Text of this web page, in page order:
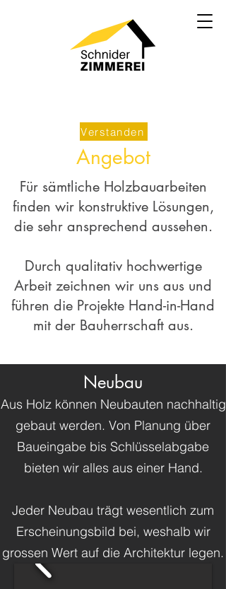
Verstanden
Angebot
Für sämtliche Holzbauarbeiten
finden wir konstruktive Lösungen,
die sehr ansprechend aussehen.
Durch qualitativ hochwertige
Arbeit zeichnen wir uns aus und
führen die Projekte Hand-in-Hand
mit der Bauherrschaft aus.
Neubau
Aus Holz können Neubauten nachhaltig
gebaut werden. Von Planung über
Baueingabe bis Schlüsselabgabe
bieten wir alles aus einer Hand.
Jeder Neubau trägt wesentlich zum
Erscheinungsbild bei, weshalb wir
grossen Wert auf die Architektur legen.